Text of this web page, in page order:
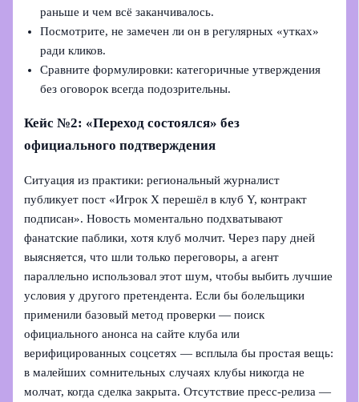
раньше и чем всё заканчивалось.
Посмотрите, не замечен ли он в регулярных «утках»
ради кликов.
Сравните формулировки: категоричные утверждения
без оговорок всегда подозрительны.
Кейс №2: «Переход состоялся» без
официального подтверждения
Ситуация из практики: региональный журналист
публикует пост «Игрок Х перешёл в клуб Y, контракт
подписан». Новость моментально подхватывают
фанатские паблики, хотя клуб молчит. Через пару дней
выясняется, что шли только переговоры, а агент
параллельно использовал этот шум, чтобы выбить лучшие
условия у другого претендента. Если бы болельщики
применили базовый метод проверки — поиск
официального анонса на сайте клуба или
верифицированных соцсетях — всплыла бы простая вещь:
в малейших сомнительных случаях клубы никогда не
молчат, когда сделка закрыта. Отсутствие пресс-релиза —